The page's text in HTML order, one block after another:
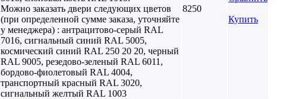
Можно заказать двери следующих цветов
(при определенной сумме заказа, уточняйте
у менеджера) : антрацитово-серый RAL
7016, сигнальный синий RAL 5005,
космический синий RAL 250 20 20, черный
RAL 9005, резедово-зеленый RAL 6011,
бордово-фиолетовый RAL 4004,
транспортный красный RAL 3020,
сигнальный желтый RAL 1003
8250
Купить